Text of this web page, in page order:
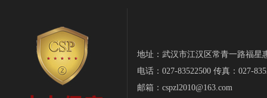
地址：武汉市江汉区常青一路福星
电话：027-83522500 传真：027-
邮箱：cspzl2010@163.com